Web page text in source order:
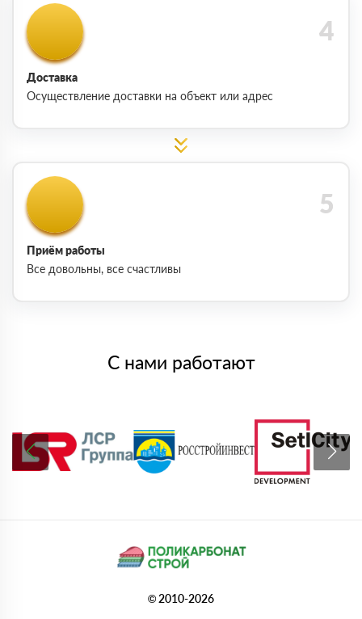
Доставка
Осуществление доставки на объект или адрес
Приём работы
Все довольны, все счастливы
С нами работают
© 2010-2026